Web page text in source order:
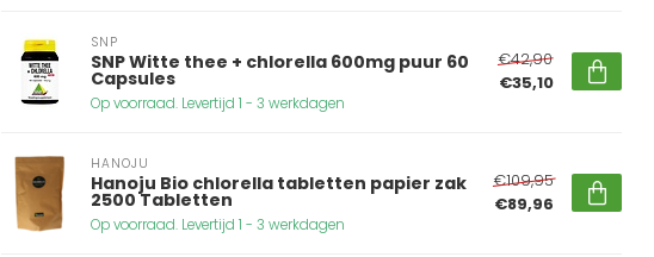
SNP
SNP Witte thee + chlorella 600mg puur 60
Capsules
Op voorraad. Levertijd 1 - 3 werkdagen
€42,90
€35,10
HANOJU
Hanoju Bio chlorella tabletten papier zak
2500 Tabletten
Op voorraad. Levertijd 1 - 3 werkdagen
€109,95
€89,96